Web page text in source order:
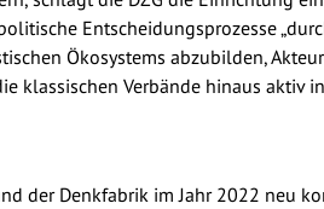
Entscheidungsprozesse
Ökosystems abzubilden,
klassischen Verbände hinaus aktiv
der Denkfabrik im Jahr 2022 neu